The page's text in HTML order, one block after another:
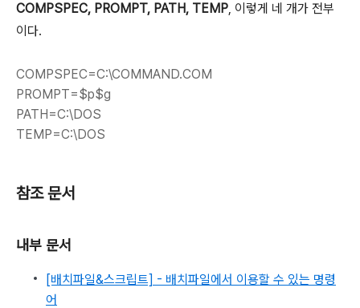
COMPSPEC, PROMPT, PATH, TEMP, 이렇게 네 개가 전부
이다.
COMPSPEC=C:\COMMAND.COM
PROMPT=$p$g
PATH=C:\DOS
TEMP=C:\DOS
참조 문서
내부 문서
[배치파일&스크립트] - 배치파일에서 이용할 수 있는 명령
어